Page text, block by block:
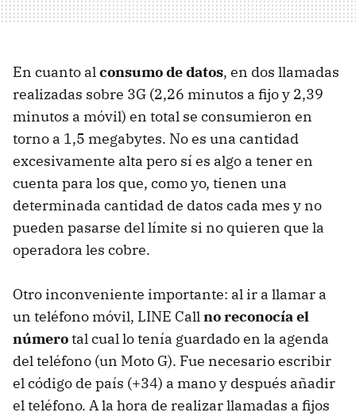
En cuanto alconsumo de datos, en dos llamadas
realizadas sobre 3G (2,26 minutos a fijo y 2,39
minutos a móvil) en total se consumieron en
torno a 1,5 megabytes. No es una cantidad
excesivamente alta pero sí es algo a tener en
cuenta para los que, como yo, tienen una
determinada cantidad de datos cada mes y no
pueden pasarse del límite si no quieren que la
operadora les cobre.
Otro inconveniente importante: al ir a llamar a
un teléfono móvil, LINE Callno reconocía el
númerotal cual lo tenía guardado en la agenda
del teléfono (un Moto G). Fue necesario escribir
el código de país (+34) a mano y después añadir
el teléfono. A la hora de realizar llamadas a fijos